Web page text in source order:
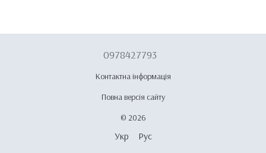
0978427793
Контактна інформація
Повна версія сайту
© 2026
Укр Рус